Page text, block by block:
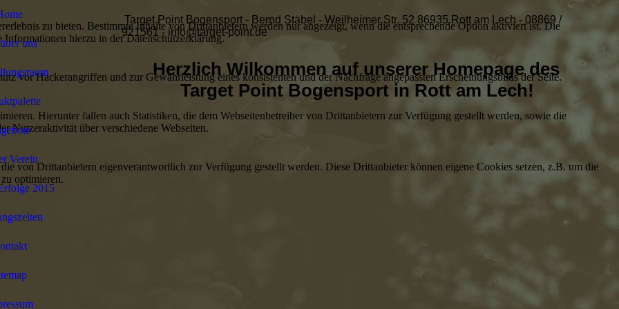
uns
Verein
2015
Target Point Bogensport - Bernd Stäbel - Weilheimer Str. 52 86935 Rott am Lech - 08869 /
921561 - info@target-point.de
Herzlich Wilkommen auf unserer Homepage des
Target Point Bogensport in Rott am Lech!
zu bieten. Bestimmte Inhalte von Drittanbietern werden nur angezeigt, wenn die entsprechende Option aktiviert ist. Die
hierzu in der Datenschutzerklärung.
vor Hackerangriffen und zur Gewährleistung eines konsistenten und der Nachfrage angepassten Erscheinungsbilds der Seite.
Hierunter fallen auch Statistiken, die dem Webseitenbetreiber von Drittanbietern zur Verfügung gestellt werden, sowie die
Nutzeraktivität über verschiedene Webseiten.
von Drittanbietern eigenverantwortlich zur Verfügung gestellt werden. Diese Drittanbieter können eigene Cookies setzen, z.B. um die
optimieren.